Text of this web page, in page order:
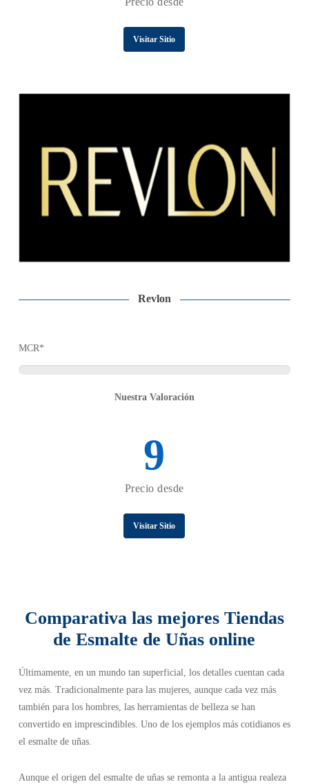
Visitar Sitio
Revlon
MCR*
Nuestra Valoración
9
Precio desde
Visitar Sitio
Comparativa las mejores Tiendas
de Esmalte de Uñas online
Últimamente, en un mundo tan superficial, los detalles cuentan cada
vez más. Tradicionalmente para las mujeres, aunque cada vez más
también para los hombres, las herramientas de belleza se han
convertido en imprescindibles. Uno de los ejemplos más cotidianos es
el esmalte de uñas.
Aunque el origen del esmalte de uñas se remonta a la antigua realeza